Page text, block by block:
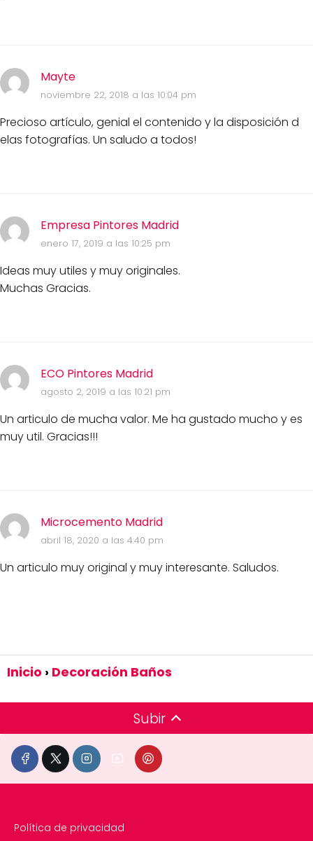
Mayte
noviembre 22, 2018 a las 10:04 pm
Precioso artículo, genial el contenido y la disposición d
elas fotografías. Un saludo a todos!
Empresa Pintores Madrid
enero 17, 2019 a las 10:25 pm
Ideas muy utiles y muy originales.
Muchas Gracias.
ECO Pintores Madrid
agosto 2, 2019 a las 10:21 pm
Un articulo de mucha valor. Me ha gustado mucho y es
muy util. Gracias!!!
Microcemento Madrid
abril 18, 2020 a las 4:40 pm
Un articulo muy original y muy interesante. Saludos.
Inicio Decoración Baños
Subir
Política de privacidad